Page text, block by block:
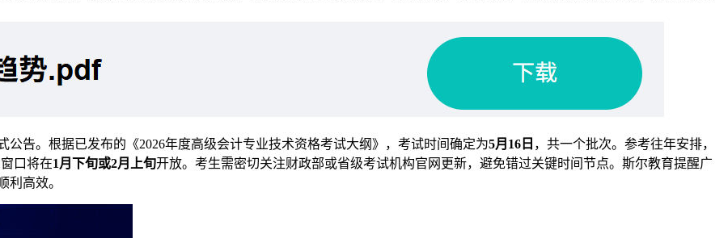
告。根据已发布的《2026年度高级会计专业技术资格考试大纲》，考试时间确定为5月16日 ，共一个批次。参考往年安排，
口将在1月下旬或2月上旬开放。考生需密切关注财政部或省级考试机构官网更新，避免错过关键时间节点。斯尔教育提醒广
利高效。